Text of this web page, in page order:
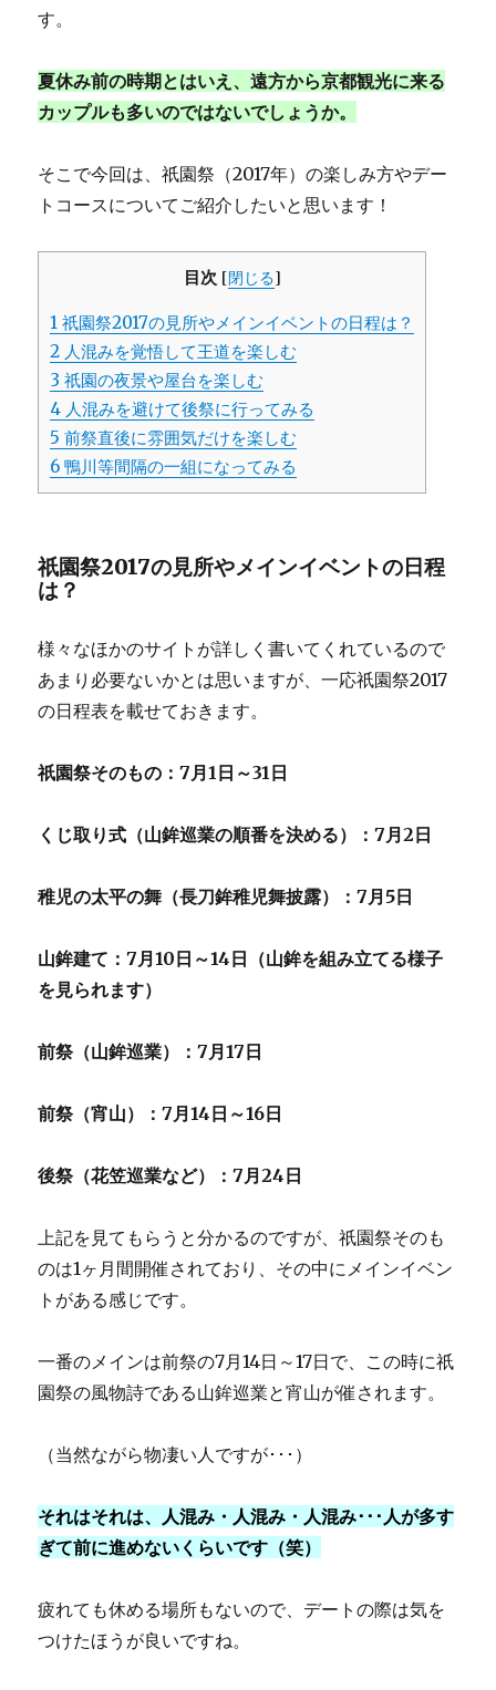
す。
夏休み前の時期とはいえ、遠方から京都観光に来る
カップルも多いのではないでしょうか。
そこで今回は、祇園祭（2017年）の楽しみ方やデー
トコースについてご紹介したいと思います！
目次 [閉じる]
1 祇園祭2017の見所やメインイベントの日程は？
2 人混みを覚悟して王道を楽しむ
3 祇園の夜景や屋台を楽しむ
4 人混みを避けて後祭に行ってみる
5 前祭直後に雰囲気だけを楽しむ
6 鴨川等間隔の一組になってみる
祇園祭2017の見所やメインイベントの日程
は？
様々なほかのサイトが詳しく書いてくれているので
あまり必要ないかとは思いますが、一応祇園祭2017
の日程表を載せておきます。
祇園祭そのもの：7月1日～31日
くじ取り式（山鉾巡業の順番を決める）：7月2日
稚児の太平の舞（長刀鉾稚児舞披露）：7月5日
山鉾建て：7月10日～14日（山鉾を組み立てる様子
を見られます）
前祭（山鉾巡業）：7月17日
前祭（宵山）：7月14日～16日
後祭（花笠巡業など）：7月24日
上記を見てもらうと分かるのですが、祇園祭そのも
のは1ヶ月間開催されており、その中にメインイベン
トがある感じです。
一番のメインは前祭の7月14日～17日で、この時に祇
園祭の風物詩である山鉾巡業と宵山が催されます。
（当然ながら物凄い人ですが･･･）
それはそれは、人混み・人混み・人混み･･･人が多す
ぎて前に進めないくらいです（笑）
疲れても休める場所もないので、デートの際は気を
つけたほうが良いですね。